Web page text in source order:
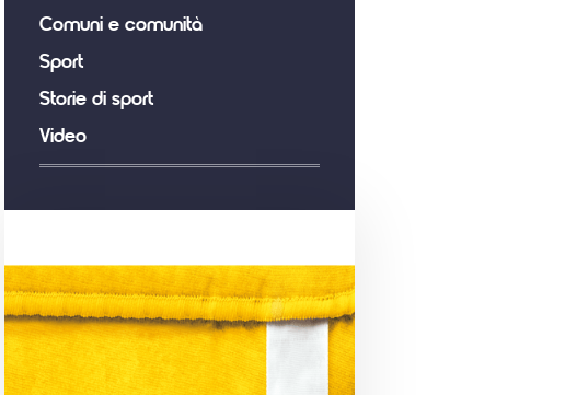
Comuni e comunità
Sport
Storie di sport
Video